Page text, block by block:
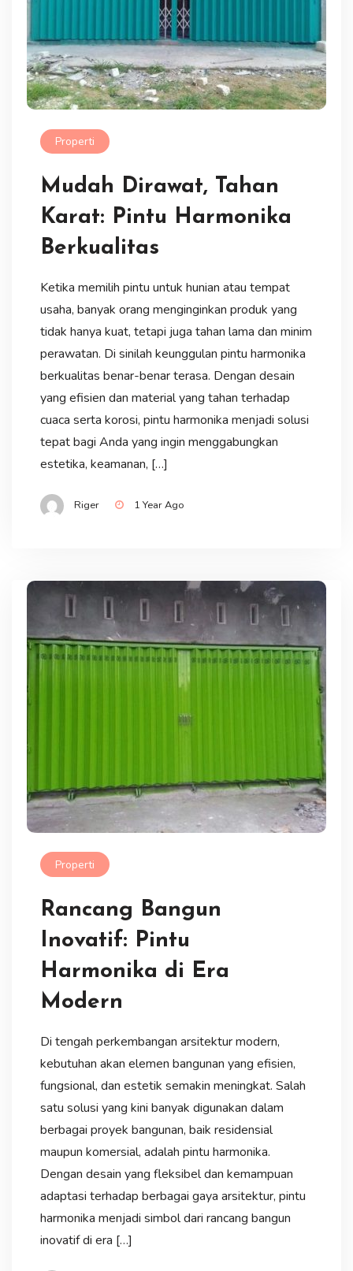
Properti
Mudah Dirawat, Tahan
Karat: Pintu Harmonika
Berkualitas
Ketika memilih pintu untuk hunian atau tempat
usaha, banyak orang menginginkan produk yang
tidak hanya kuat, tetapi juga tahan lama dan minim
perawatan. Di sinilah keunggulan pintu harmonika
berkualitas benar-benar terasa. Dengan desain
yang efisien dan material yang tahan terhadap
cuaca serta korosi, pintu harmonika menjadi solusi
tepat bagi Anda yang ingin menggabungkan
estetika, keamanan, […]
Riger 1 Year Ago
Properti
Rancang Bangun
Inovatif: Pintu
Harmonika di Era
Modern
Di tengah perkembangan arsitektur modern,
kebutuhan akan elemen bangunan yang efisien,
fungsional, dan estetik semakin meningkat. Salah
satu solusi yang kini banyak digunakan dalam
berbagai proyek bangunan, baik residensial
maupun komersial, adalah pintu harmonika.
Dengan desain yang fleksibel dan kemampuan
adaptasi terhadap berbagai gaya arsitektur, pintu
harmonika menjadi simbol dari rancang bangun
inovatif di era […]